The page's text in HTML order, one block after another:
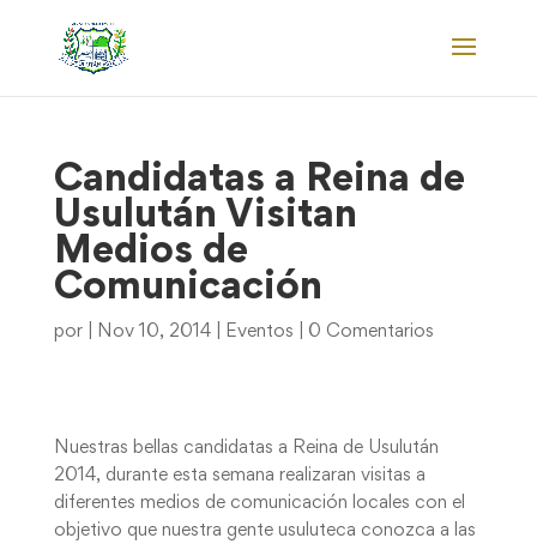
Candidatas a Reina de
Usulután Visitan
Medios de
Comunicación
por Nov 10, 2014| Eventos 0 Comentarios
Nuestras bellas candidatas a Reina de Usulután
2014, durante esta semana realizaran visitas a
diferentes medios de comunicación locales con el
objetivo que nuestra gente usuluteca conozca a las